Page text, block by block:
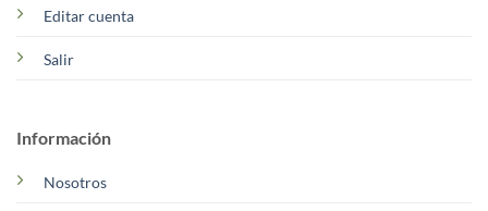
Editar cuenta
Salir
Información
Nosotros